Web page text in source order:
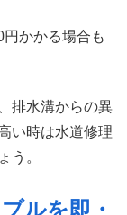
かかる場合も
排水溝からの異
い時は水道修理
う。
ルを即・